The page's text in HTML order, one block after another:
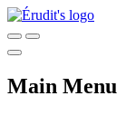
Main Menu